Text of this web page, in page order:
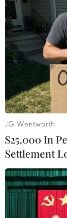
ứng dụng
Trung tá Nguyễn
quận Đống Đa,
VNeID trên
JG Wentworth
$25,000 In
Settlement